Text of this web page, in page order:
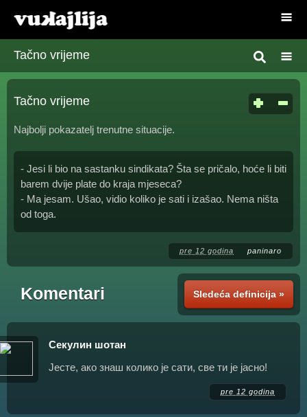
Tačno vrijeme
Tačno vrijeme
Najbolji pokazatelj trenutne situacije.
- Jesi li bio na sastanku sindikata? Šta se pričalo, hoće li biti
barem dvije plate do kraja mjeseca?
- Ma jesam. Ušao, vidio koliko je sati i izašao. Nema ništa
od toga.
pre 12 godina paninaro
Sledeća definicija »
Komentari
Секулин шотан
Јесте, ако знаш колико је сати, све ти је јасно!
pre 12 godina